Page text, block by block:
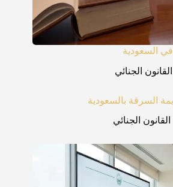
في السعودية
القانون الجنائي
السرقة بالسعودية
القانون الجنائي